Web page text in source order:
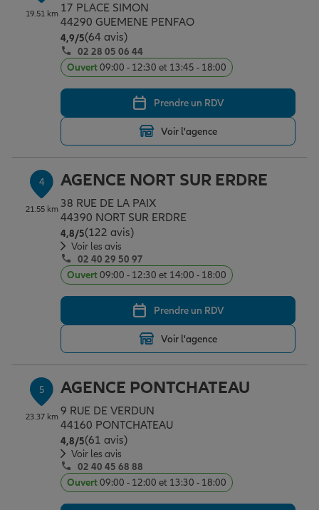
Assurance scolaire
Protection juridique
Retraite
Tous nos devis d'assurance
19.51 km 17 PLACE SIMON
44290 GUEMENE PENFAO
4,9/5Note de 4.9 sur 5
(64 avis)
02 28 05 06 44
Ouvert09:00 - 12:30 et 13:45 - 18:00
Prendre un RDV
Voir l'agence
4
21.55 km
AGENCE NORT SUR ERDRE
38 RUE DE LA PAIX
44390 NORT SUR ERDRE
4,8/5Note de 4.8 sur 5
(122 avis)
Voir les avis
02 40 29 50 97
Ouvert09:00 - 12:30 et 14:00 - 18:00
Prendre un RDV
Voir l'agence
5
23.37 km
AGENCE PONTCHATEAU
9 RUE DE VERDUN
44160 PONTCHATEAU
4,8/5Note de 4.8 sur 5
(61 avis)
Voir les avis
02 40 45 68 88
Ouvert09:00 - 12:00 et 13:30 - 18:00